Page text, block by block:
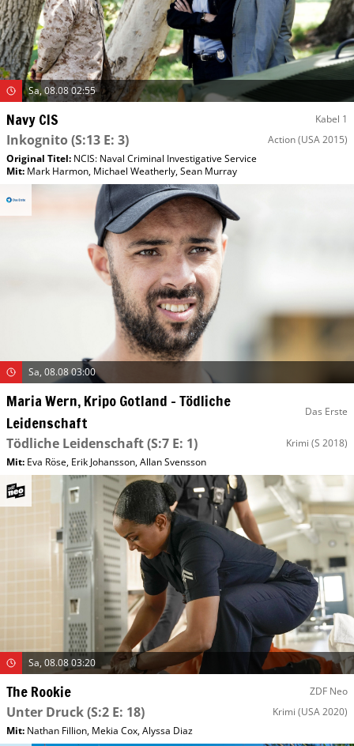
Sa, 08.08 02:55
Navy CIS Kabel 1
Inkognito(S:13 E: 3) Action(USA 2015)
Original Titel: NCIS: Naval Criminal Investigative Service
Mit: Mark Harmon, Michael Weatherly,Sean Murray
Sa, 08.08 03:00
Maria Wern, Kripo Gotland – Tödliche
Leidenschaft
Das Erste
Tödliche Leidenschaft(S:7 E: 1) Krimi (S 2018)
Mit: Eva Röse, Erik Johansson,Allan Svensson
Sa, 08.08 03:20
The Rookie ZDF Neo
Unter Druck(S:2 E: 18) Krimi (USA 2020)
Mit: Nathan Fillion, Mekia Cox,Alyssa Diaz